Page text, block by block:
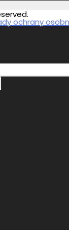
ochrany